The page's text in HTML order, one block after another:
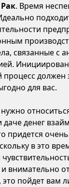
Рак. Время
связанные с
должен
для вас.
денег
придется
в это
внимательно
пойдет вам